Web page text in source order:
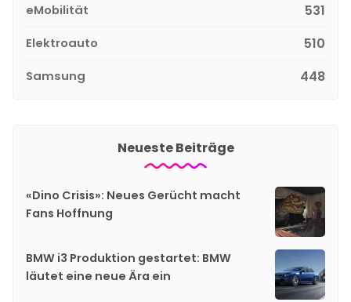
eMobilität 531
Elektroauto 510
Samsung 448
Neueste Beiträge
«Dino Crisis»: Neues Gerücht macht
Fans Hoffnung
BMW i3 Produktion gestartet: BMW
läutet eine neue Ära ein